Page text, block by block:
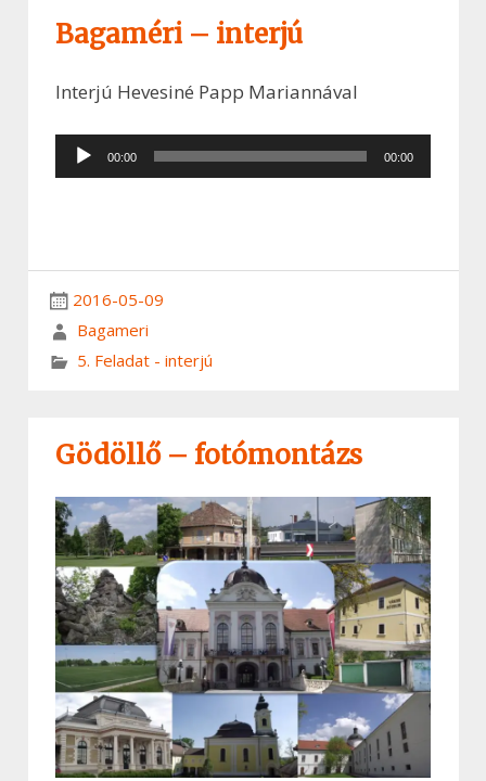
Bagaméri – interjú
Interjú Hevesiné Papp Mariannával
Audió
lejátszó
00:00 00:00
2016-05-09
Bagameri
5. Feladat - interjú
Gödöllő – fotómontázs